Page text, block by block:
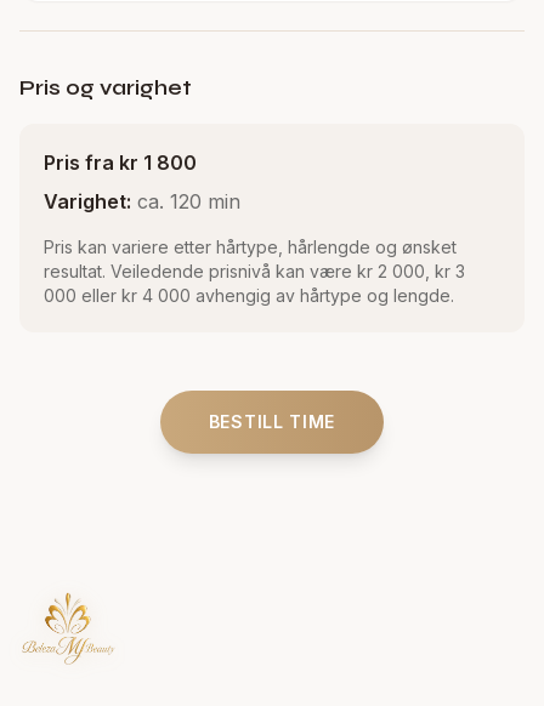
Pris og varighet
Pris fra kr 1 800
Varighet: ca. 120 min
Pris kan variere etter hårtype, hårlengde og ønsket
resultat. Veiledende prisnivå kan være kr 2 000, kr 3
000 eller kr 4 000 avhengig av hårtype og lengde.
BESTILL TIME